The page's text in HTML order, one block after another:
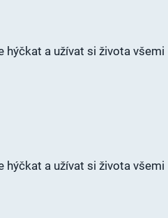
hýčkat a užívat si života všemi
hýčkat a užívat si života všemi